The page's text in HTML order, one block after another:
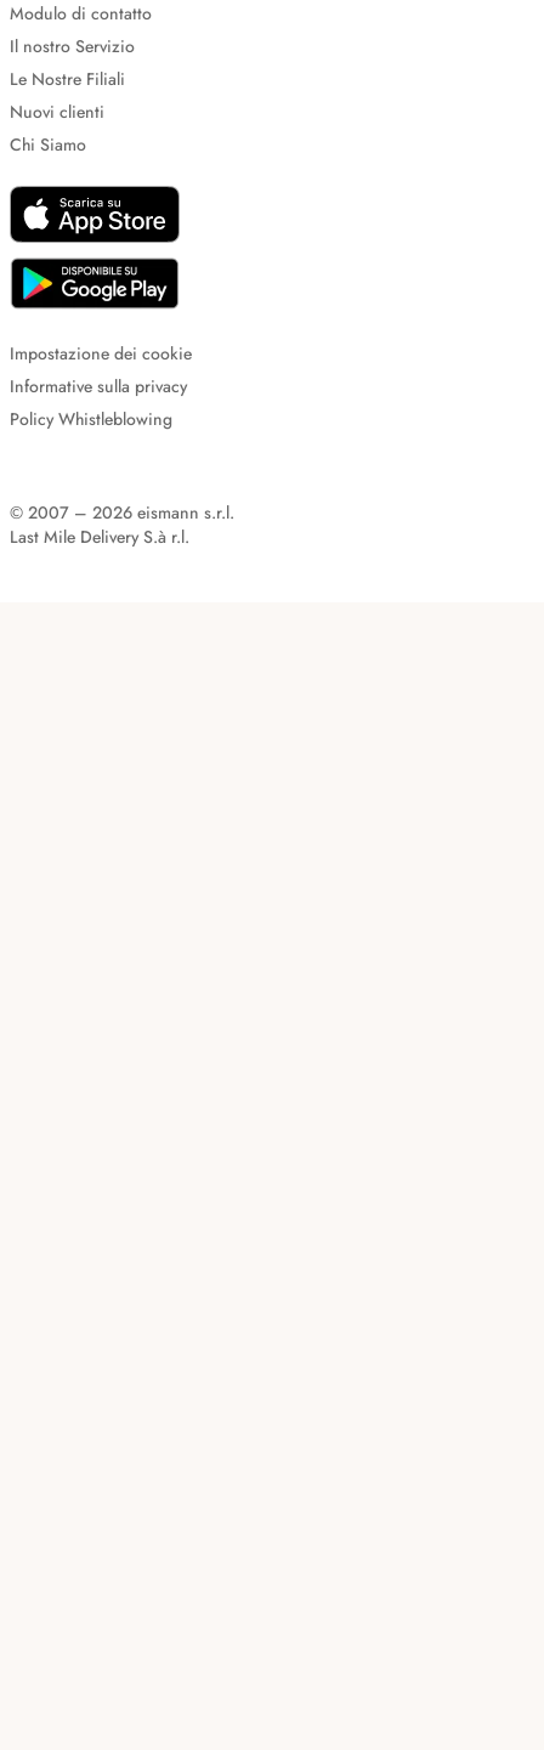
Modulo di contatto
Il nostro Servizio
Le Nostre Filiali
Nuovi clienti
Chi Siamo
Impostazione dei cookie
Informative sulla privacy
Policy Whistleblowing
© 2007 – 2026 eismann s.r.l.
Last Mile Delivery S.à r.l.